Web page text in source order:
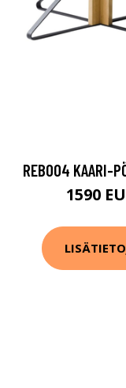
REB004 KAARI-
1590